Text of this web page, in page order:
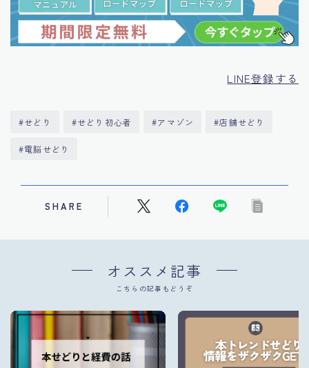
LINE登録する
#せどり #せどり初心者 #アマゾン #店舗せどり
#電脳せどり
SHARE
オススメ記事
こちらの記事もどうぞ